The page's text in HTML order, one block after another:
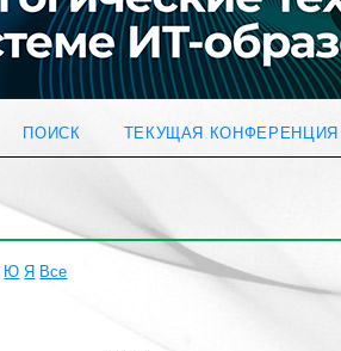
ПОИСК ТЕКУЩАЯ КОНФЕРЕНЦИЯ
Ю Я Все